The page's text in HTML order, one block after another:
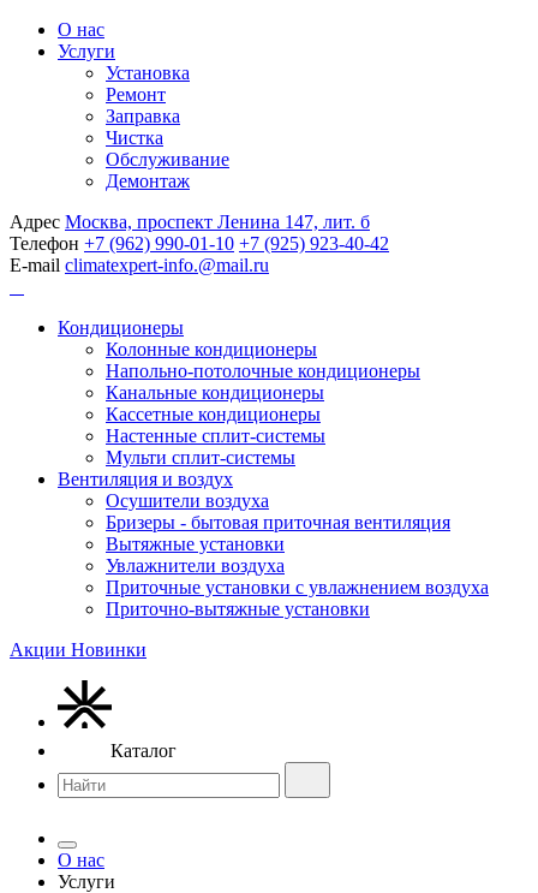
О нас
Услуги
Установка
Ремонт
Заправка
Чистка
Обслуживание
Демонтаж
Адрес Москва, проспект Ленина 147, лит. б
Телефон +7 (962) 990-01-10 +7 (925) 923-40-42
E-mail climatexpert-info.@mail.ru
Кондиционеры
Колонные кондиционеры
Напольно-потолочные кондиционеры
Канальные кондиционеры
Кассетные кондиционеры
Настенные сплит-системы
Мульти сплит-системы
Вентиляция и воздух
Осушители воздуха
Бризеры - бытовая приточная вентиляция
Вытяжные установки
Увлажнители воздуха
Приточные установки с увлажнением воздуха
Приточно-вытяжные установки
Акции Новинки
Каталог
О нас
Услуги